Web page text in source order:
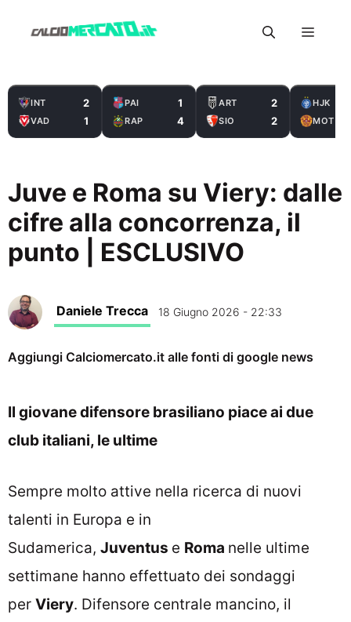
Menu
INT 2
VAD 1
PAI 1
RAP 4
ART 2
SIO 2
HJK
MOT
Juve e Roma su Viery: dalle
cifre alla concorrenza, il
punto | ESCLUSIVO
Daniele Trecca 18 Giugno 2026 - 22:33
Aggiungi Calciomercato.it alle fonti di google news
Il giovane difensore brasiliano piace ai due
club italiani, le ultime
Sempre molto attive nella ricerca di nuovi
talenti in Europa e in
Sudamerica, Juventus e Roma nelle ultime
settimane hanno effettuato dei sondaggi
per Viery. Difensore centrale mancino, il